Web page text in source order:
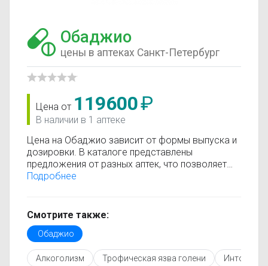
Обаджио
цены в аптеках Санкт-Петербург
Цена от 119600₽
В наличии в 1 аптеке
Цена на Обаджио зависит от формы выпуска и
дозировки. В каталоге представлены
предложения от разных аптек, что позволяет
быстро найти, где купить Обаджио по
только актуальные данные.
Перед покупкой рекомендуется ознакомиться с
инструкцией по применению, показаниями и
противопоказаниями. При необходимости вы
можете подобрать аналоги Обаджио с
Подробнее
Смотрите также:
Обаджио
Алкоголизм Трофическая язва голени